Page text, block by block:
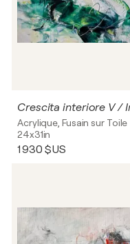
Acrylique, Fusain sur Toile
24x31in
1 930 $US